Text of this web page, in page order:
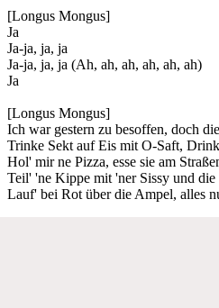
[Longus Mongus]
Ja
Ja-ja, ja, ja
Ja-ja, ja, ja (Ah, ah, ah, ah, ah, ah)
Ja
[Longus Mongus]
Ich war gestern zu besoffen, doch
Trinke Sekt auf Eis mit O-Saft,
Hol' mir ne Pizza, esse sie am
Teil' 'ne Kippe mit 'ner Sissy und
Lauf' bei Rot über die Ampel, alles